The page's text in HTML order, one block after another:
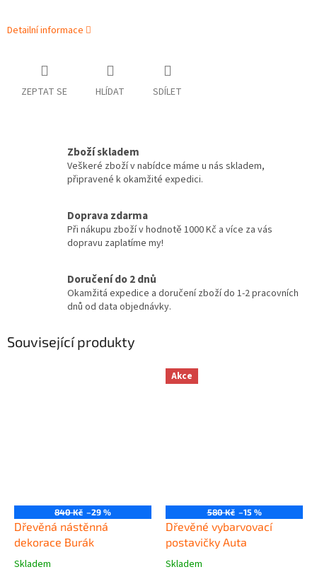
Detailní informace
ZEPTAT SE HLÍDAT SDÍLET
Zboží skladem
Veškeré zboží v nabídce máme u nás skladem,
připravené k okamžité expedici.
Doprava zdarma
Při nákupu zboží v hodnotě 1000 Kč a více za vás
dopravu zaplatíme my!
Doručení do 2 dnů
Okamžitá expedice a doručení zboží do 1-2 pracovních
dnů od data objednávky.
Související produkty
840 Kč –29 %
Dřevěná nástěnná
dekorace Burák
Skladem
Akce
580 Kč –15 %
Dřevěné vybarvovací
postavičky Auta
Skladem